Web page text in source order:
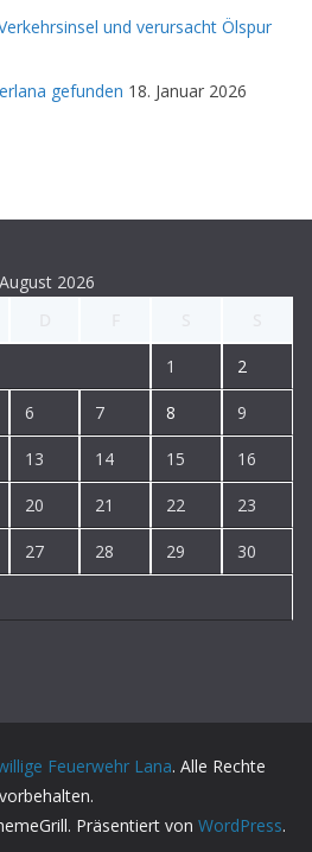
und verursacht Ölspur
gefunden 18. Januar 2026
August 2026
1 2
6 7 8 9
13 14 15 16
20 21 22 23
27 28 29 30
Feuerwehr Lana. Alle Rechte
vorbehalten.
Präsentiert von WordPress.